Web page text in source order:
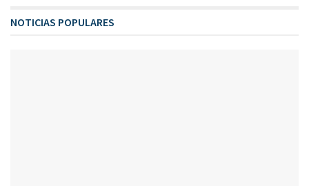
NOTICIAS POPULARES